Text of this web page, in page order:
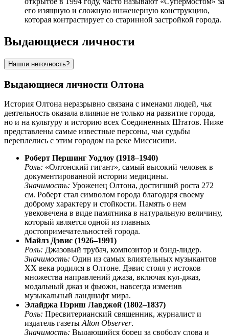
его изящную и сложную инженерную конструкцию,
которая контрастирует со старинной застройкой города.
Выдающиеся личности
Нашли неточность?
Выдающиеся личности Олтона
История Олтона неразрывно связана с именами людей, чья
деятельность оказала влияние не только на развитие города,
но и на культуру и историю всех Соединенных Штатов. Ниже
представлены самые известные персоны, чьи судьбы
переплелись с этим городом на реке Миссисипи.
Роберт Першинг Уодлоу (1918–1940)
Роль: «Олтонский гигант», самый высокий человек в
документированной истории медицины.
Значимость: Уроженец Олтона, достигший роста 272
см. Роберт стал символом города благодаря своему
доброму характеру и стойкости. Память о нем
увековечена в виде памятника в натуральную величину,
который является одной из главных
достопримечательностей города.
Майлз Дэвис (1926–1991)
Роль: Джазовый трубач, композитор и бэнд-лидер.
Значимость: Один из самых влиятельных музыкантов
XX века родился в Олтоне. Дэвис стоял у истоков
множества направлений джаза, включая кул-джаз,
модальный джаз и фьюжн, навсегда изменив
музыкальный ландшафт мира.
Элайджа Пэриш Лавджой (1802–1837)
Роль: Пресвитерианский священник, журналист и
издатель газеты Alton Observer.
Значимость: Выдающийся борец за свободу слова и